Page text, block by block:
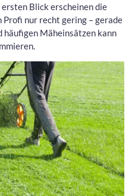
ersten Blick erscheinen die
Profi nur recht gering – gerade
häufigen Mäheinsätzen kann